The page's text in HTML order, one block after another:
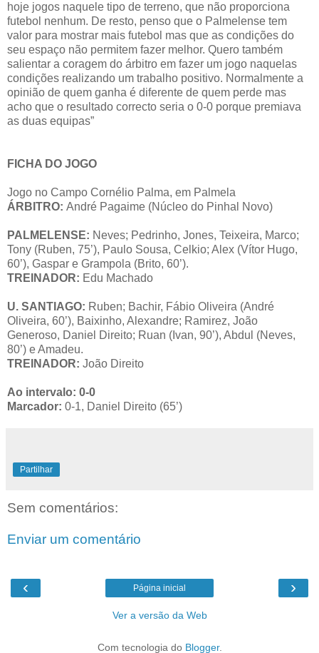
hoje jogos naquele tipo de terreno, que não proporciona
futebol nenhum. De resto, penso que o Palmelense tem
valor para mostrar mais futebol mas que as condições do
seu espaço não permitem fazer melhor. Quero também
salientar a coragem do árbitro em fazer um jogo naquelas
condições realizando um trabalho positivo. Normalmente a
opinião de quem ganha é diferente de quem perde mas
acho que o resultado correcto seria o 0-0 porque premiava
as duas equipas”
FICHA DO JOGO
Jogo no Campo Cornélio Palma, em Palmela
ÁRBITRO: André Pagaime (Núcleo do Pinhal Novo)
PALMELENSE: Neves; Pedrinho, Jones, Teixeira, Marco;
Tony (Ruben, 75’), Paulo Sousa, Celkio; Alex (Vítor Hugo,
60’), Gaspar e Grampola (Brito, 60’).
TREINADOR: Edu Machado
U. SANTIAGO: Ruben; Bachir, Fábio Oliveira (André
Oliveira, 60’), Baixinho, Alexandre; Ramirez, João
Generoso, Daniel Direito; Ruan (Ivan, 90’), Abdul (Neves,
80’) e Amadeu.
TREINADOR: João Direito
Ao intervalo: 0-0
Marcador: 0-1, Daniel Direito (65’)
Partilhar
Sem comentários:
Enviar um comentário
‹ ›
Página inicial
Ver a versão da Web
Com tecnologia do Blogger.